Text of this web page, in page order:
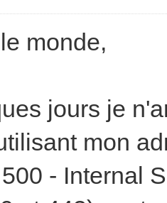
monde,
jours je
mon
- Internal